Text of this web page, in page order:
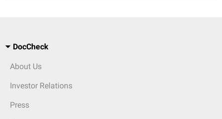
DocCheck
About Us
Investor Relations
Press